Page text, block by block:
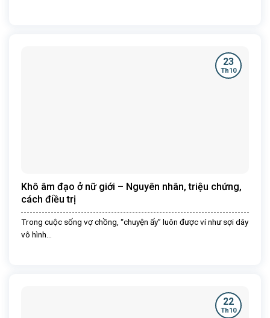
Khô âm đạo ở nữ giới – Nguyên nhân, triệu chứng,
cách điều trị
Trong cuộc sống vợ chồng, “chuyện ấy” luôn được ví như sợi dây
vô hình...
23
Th10
22
Th10